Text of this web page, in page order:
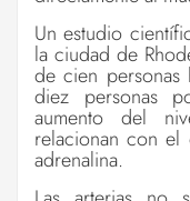
Un estudio
la ciudad de
de cien
diez personas
aumento del
relacionan con
adrenalina.